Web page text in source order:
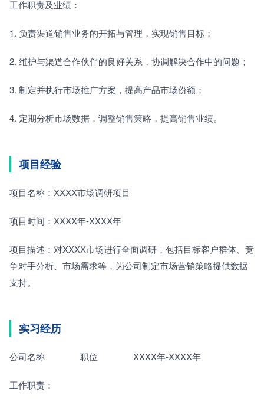
工作职责及业绩：
1. 负责渠道销售业务的开拓与管理，实现销售目标；
2. 维护与渠道合作伙伴的良好关系，协调解决合作中的问题；
3. 制定并执行市场推广方案，提高产品市场份额；
4. 定期分析市场数据，调整销售策略，提高销售业绩。
项目经验
项目名称：XXXX市场调研项目
项目时间：XXXX年-XXXX年
项目描述：对XXXX市场进行全面调研，包括目标客户群体、竞
争对手分析、市场需求等，为公司制定市场营销策略提供数据
支持。
实习经历
公司名称　　　　职位　　　　XXXX年-XXXX年
工作职责：